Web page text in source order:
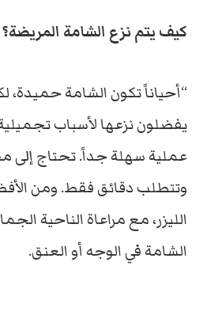
كيف يتم نزع الشامة المريضة؟
“أحياناً تكون الشامة
يفضلون نزعها لأسباب
عملية سهلة جداً. تحتاج
وتتطلب دقائق فقط. ومن
الليزر، مع مراعاة الناحية
الشامة في الوجه أو العنق.